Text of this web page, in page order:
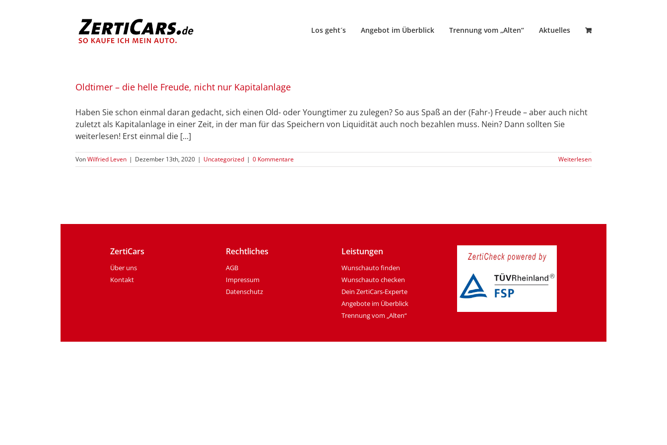
Los geht´s Angebot im Überblick Trennung vom „Alten“ Aktuelles
Oldtimer – die helle Freude, nicht nur Kapitalanlage
Haben Sie schon einmal daran gedacht, sich einen Old- oder Youngtimer zu zulegen? So aus Spaß an der (Fahr-) Freude – aber auch nicht
zuletzt als Kapitalanlage in einer Zeit, in der man für das Speichern von Liquidität auch noch bezahlen muss. Nein? Dann sollten Sie
weiterlesen! Erst einmal die [...]
VonWilfried Leven | Dezember 13th, 2020 | Uncategorized | 0 Kommentare Weiterlesen
ZertiCars
Über uns
Kontakt
Rechtliches
AGB
Impressum
Datenschutz
Leistungen
Wunschauto finden
Wunschauto checken
Dein ZertiCars-Experte
Angebote im Überblick
Trennung vom „Alten“